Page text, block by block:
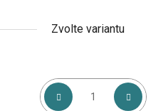
Zvolte variantu